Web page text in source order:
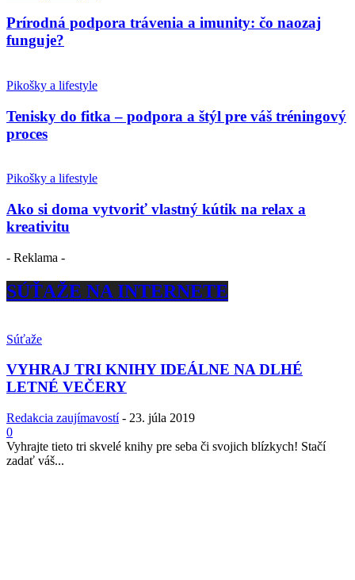
Prírodná podpora trávenia a imunity: čo naozaj
funguje?
Pikošky a lifestyle
Tenisky do fitka – podpora a štýl pre váš tréningový
proces
Pikošky a lifestyle
Ako si doma vytvoriť vlastný kútik na relax a
kreativitu
- Reklama -
SÚŤAŽE NA INTERNETE
Súťaže
VYHRAJ TRI KNIHY IDEÁLNE NA DLHÉ
LETNÉ VEČERY
Redakcia zaujímavostí - 23. júla 2019
0
Vyhrajte tieto tri skvelé knihy pre seba či svojich blízkych! Stačí
zadať váš...